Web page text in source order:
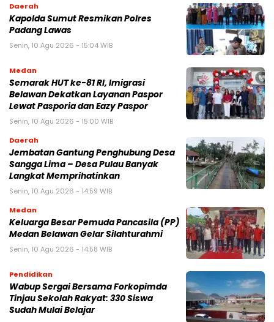
Daerah
Kapolda Sumut Resmikan Polres
Padang Lawas
Senin, 10 Agu 2026 - 15:04 WIB
Medan
Semarak HUT ke-81 RI, Imigrasi
Belawan Dekatkan Layanan Paspor
Lewat Pasporia dan Eazy Paspor
Senin, 10 Agu 2026 - 15:00 WIB
Daerah
Jembatan Gantung Penghubung Desa
Sangga Lima – Desa Pulau Banyak
Langkat Memprihatinkan
Senin, 10 Agu 2026 - 14:59 WIB
Medan
Keluarga Besar Pemuda Pancasila (PP)
Medan Belawan Gelar Silahturahmi
Senin, 10 Agu 2026 - 14:58 WIB
Pendidikan
Wabup Sergai Bersama Forkopimda
Tinjau Sekolah Rakyat: 330 Siswa
Sudah Mulai Belajar